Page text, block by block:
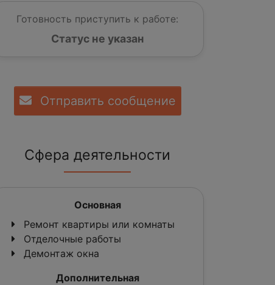
Готовность приступить к работе:
Статус не указан
Отправить сообщение
Сфера деятельности
Основная
Ремонт квартиры или комнаты
Отделочные работы
Демонтаж окна
Дополнительная